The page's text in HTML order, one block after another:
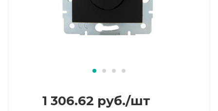
1 306.62 руб./шт